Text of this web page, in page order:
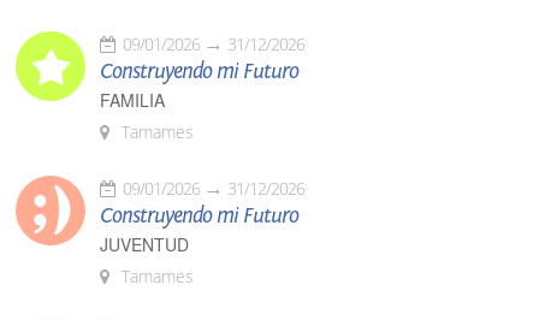
09/01/2026 31/12/2026
Construyendo mi Futuro
FAMILIA
Tamames
09/01/2026 31/12/2026
Construyendo mi Futuro
JUVENTUD
Tamames